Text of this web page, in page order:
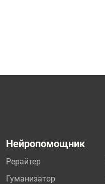
Нейропомощник
Рерайтер
Гуманизатор